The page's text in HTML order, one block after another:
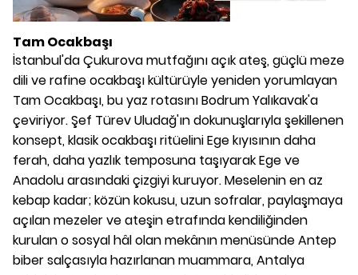
Tam Ocakbaşı
İstanbul'da Çukurova mutfağını açık ateş, güçlü meze
dili ve rafine ocakbaşı kültürüyle yeniden yorumlayan
Tam Ocakbaşı, bu yaz rotasını Bodrum Yalıkavak'a
çeviriyor. Şef Türev Uludağ'ın dokunuşlarıyla şekillenen
konsept, klasik ocakbaşı ritüelini Ege kıyısının daha
ferah, daha yazlık temposuna taşıyarak Ege ve
Anadolu arasındaki çizgiyi kuruyor. Meselenin en az
kebap kadar; közün kokusu, uzun sofralar, paylaşmaya
açılan mezeler ve ateşin etrafında kendiliğinden
kurulan o sosyal hâl olan mekânın menüsünde Antep
biber salçasıyla hazırlanan muammara, Antalya